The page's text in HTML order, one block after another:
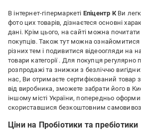
В інтернет-гіпермаркеті Епіцентр КВи
фото цих товарів, дізнаєтеся основні
дані. Крім цього, на сайті можна почитати
покупців. Також тут можна
різних тем і подивитися відеоогляди на
товари категорії . Для покупця регулярно
розпродажі та знижки з безліччю
нас, Ви отримаєте сертифікований товар
від виробника, зможете забрати його в
іншому місті України, попередньо
скориставшися безкоштовним
Ціни на Пробіотики та пребіотики